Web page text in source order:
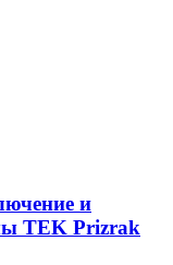
и
TEK Prizrak